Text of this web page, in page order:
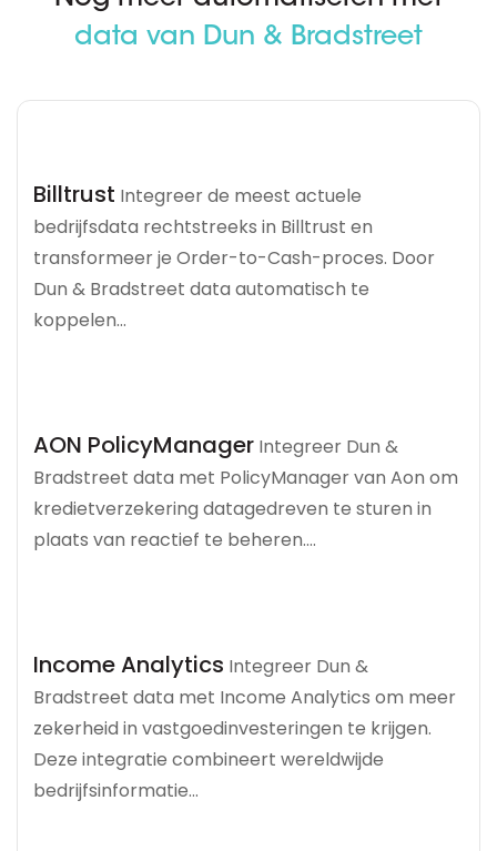
data van Dun & Bradstreet
Billtrust Integreer de meest actuele
bedrijfsdata rechtstreeks in Billtrust en
transformeer je Order-to-Cash-proces. Door
Dun & Bradstreet data automatisch te
koppelen...
AON PolicyManager Integreer Dun &
Bradstreet data met PolicyManager van Aon om
kredietverzekering datagedreven te sturen in
plaats van reactief te beheren....
Income Analytics Integreer Dun &
Bradstreet data met Income Analytics om meer
zekerheid in vastgoedinvesteringen te krijgen.
Deze integratie combineert wereldwijde
bedrijfsinformatie...